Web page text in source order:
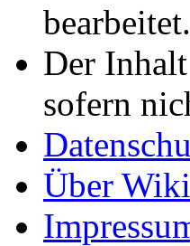
bearbeitet.
Der
sofern
Über